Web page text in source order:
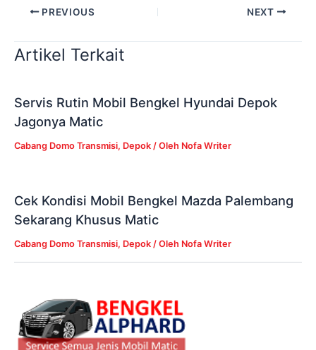
PREVIOUS NEXT
Artikel Terkait
Servis Rutin Mobil Bengkel Hyundai Depok
Jagonya Matic
Cabang Domo Transmisi, Depok / Oleh Nofa Writer
Cek Kondisi Mobil Bengkel Mazda Palembang
Sekarang Khusus Matic
Cabang Domo Transmisi, Depok / Oleh Nofa Writer